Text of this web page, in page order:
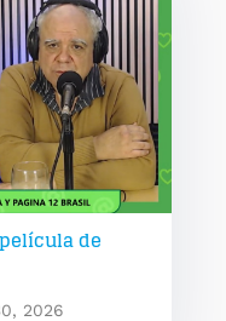
de
2026